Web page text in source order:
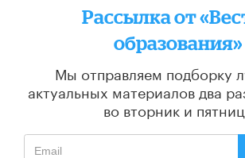
Рассылка от
образования»
Мы отправляем подборку
актуальных материалов два
во вторник и